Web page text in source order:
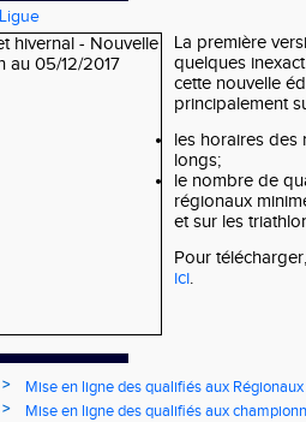
Ligue
La première
quelques
cette nouvelle
principalement
les horaires des
longs;
le nombre de
régionaux
et sur les
Pour
ici.
>
Mise en ligne des qualifiés aux
>
Mise en ligne des qualifiés aux